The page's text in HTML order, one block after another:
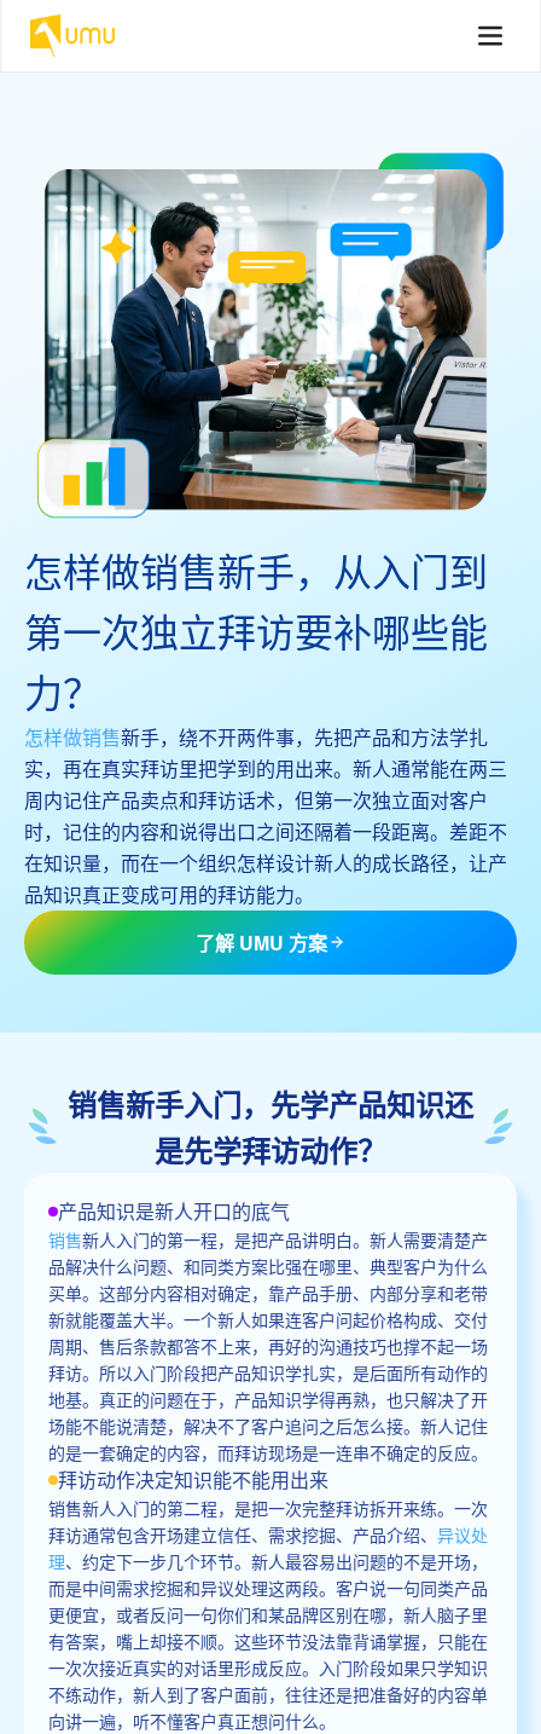
怎样做销售新手，从入门到
第一次独立拜访要补哪些能
力？
怎样做销售新手，绕不开两件事，先把产品和方法学扎
实，再在真实拜访里把学到的用出来。新人通常能在两三
周内记住产品卖点和拜访话术，但第一次独立面对客户
时，记住的内容和说得出口之间还隔着一段距离。差距不
在知识量，而在一个组织怎样设计新人的成长路径，让产
品知识真正变成可用的拜访能力。
了解 UMU 方案
销售新手入门，先学产品知识还
是先学拜访动作？
产品知识是新人开口的底气
销售新人入门的第一程，是把产品讲明白。新人需要清楚产
品解决什么问题、和同类方案比强在哪里、典型客户为什么
买单。这部分内容相对确定，靠产品手册、内部分享和老带
新就能覆盖大半。一个新人如果连客户问起价格构成、交付
周期、售后条款都答不上来，再好的沟通技巧也撑不起一场
拜访。所以入门阶段把产品知识学扎实，是后面所有动作的
地基。真正的问题在于，产品知识学得再熟，也只解决了开
场能不能说清楚，解决不了客户追问之后怎么接。新人记住
的是一套确定的内容，而拜访现场是一连串不确定的反应。
拜访动作决定知识能不能用出来
销售新人入门的第二程，是把一次完整拜访拆开来练。一次
拜访通常包含开场建立信任、需求挖掘、产品介绍、 异议处
理、约定下一步几个环节。新人最容易出问题的不是开场，
而是中间需求挖掘和异议处理这两段。客户说一句同类产品
更便宜，或者反问一句你们和某品牌区别在哪，新人脑子里
有答案，嘴上却接不顺。这些环节没法靠背诵掌握，只能在
一次次接近真实的对话里形成反应。入门阶段如果只学知识
不练动作，新人到了客户面前，往往还是把准备好的内容单
向讲一遍，听不懂客户真正想问什么。